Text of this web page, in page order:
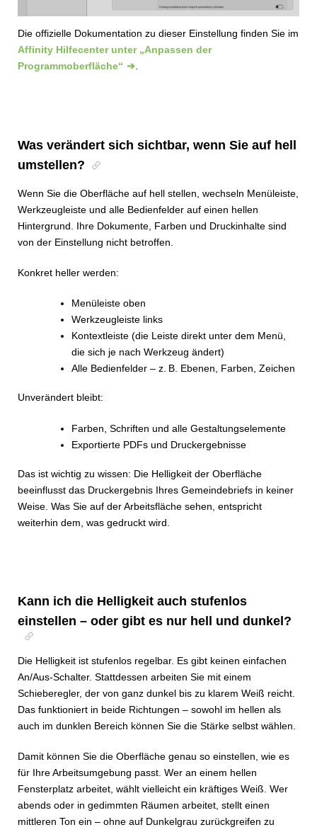
Die offizielle Dokumentation zu dieser Einstellung finden Sie im
Affinity Hilfecenter unter „Anpassen der
Programmoberfläche“
.
Was verändert sich sichtbar, wenn Sie auf hell
umstellen?
Wenn Sie die Oberfläche auf hell stellen, wechseln Menüleiste,
Werkzeugleiste und alle Bedienfelder auf einen hellen
Hintergrund. Ihre Dokumente, Farben und Druckinhalte sind
von der Einstellung nicht betroffen.
Konkret heller werden:
Menüleiste oben
Werkzeugleiste links
Kontextleiste (die Leiste direkt unter dem Menü,
die sich je nach Werkzeug ändert)
Alle Bedienfelder – z. B. Ebenen, Farben, Zeichen
Unverändert bleibt:
Farben, Schriften und alle Gestaltungselemente
Exportierte PDFs und Druckergebnisse
Das ist wichtig zu wissen: Die Helligkeit der Oberfläche
beeinflusst das Druckergebnis Ihres Gemeindebriefs in keiner
Weise. Was Sie auf der Arbeitsfläche sehen, entspricht
weiterhin dem, was gedruckt wird.
Kann ich die Helligkeit auch stufenlos
einstellen – oder gibt es nur hell und dunkel?
Die Helligkeit ist stufenlos regelbar. Es gibt keinen einfachen
An/Aus-Schalter. Stattdessen arbeiten Sie mit einem
Schieberegler, der von ganz dunkel bis zu klarem Weiß reicht.
Das funktioniert in beide Richtungen – sowohl im hellen als
auch im dunklen Bereich können Sie die Stärke selbst wählen.
Damit können Sie die Oberfläche genau so einstellen, wie es
für Ihre Arbeitsumgebung passt. Wer an einem hellen
Fensterplatz arbeitet, wählt vielleicht ein kräftiges Weiß. Wer
abends oder in gedimmten Räumen arbeitet, stellt einen
mittleren Ton ein – ohne auf Dunkelgrau zurückgreifen zu